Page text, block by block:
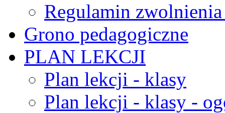
Regulamin
Grono pedagogiczne
PLAN LEKCJI
Plan lekcji - klasy
Plan lekcji - klasy -